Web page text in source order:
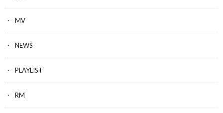
MV
NEWS
PLAYLIST
RM